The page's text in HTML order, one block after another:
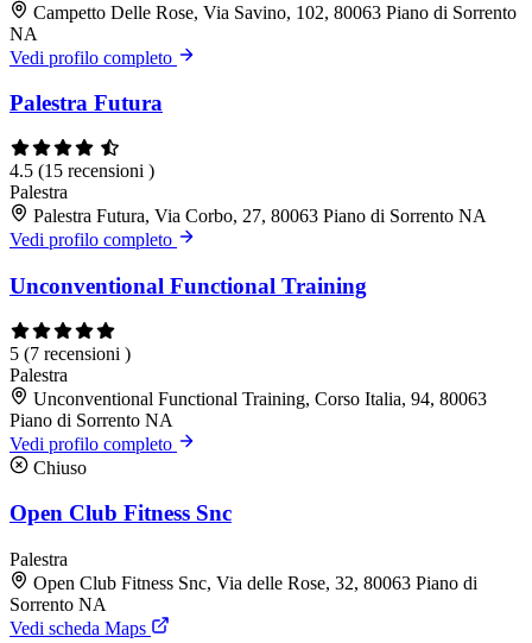
Campetto Delle Rose, Via Savino, 102, 80063 Piano di Sorrento
NA
Vedi profilo completo
Palestra Futura
4.5 (15 recensioni )
Palestra
Palestra Futura, Via Corbo, 27, 80063 Piano di Sorrento NA
Vedi profilo completo
Unconventional Functional Training
5 (7 recensioni )
Palestra
Unconventional Functional Training, Corso Italia, 94, 80063
Piano di Sorrento NA
Vedi profilo completo
Chiuso
Open Club Fitness Snc
Palestra
Open Club Fitness Snc, Via delle Rose, 32, 80063 Piano di
Sorrento NA
Vedi scheda Maps